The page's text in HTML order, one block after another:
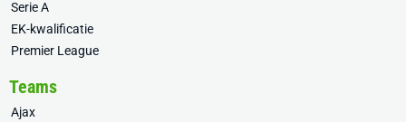
Serie A
EK-kwalificatie
Premier League
Teams
Ajax